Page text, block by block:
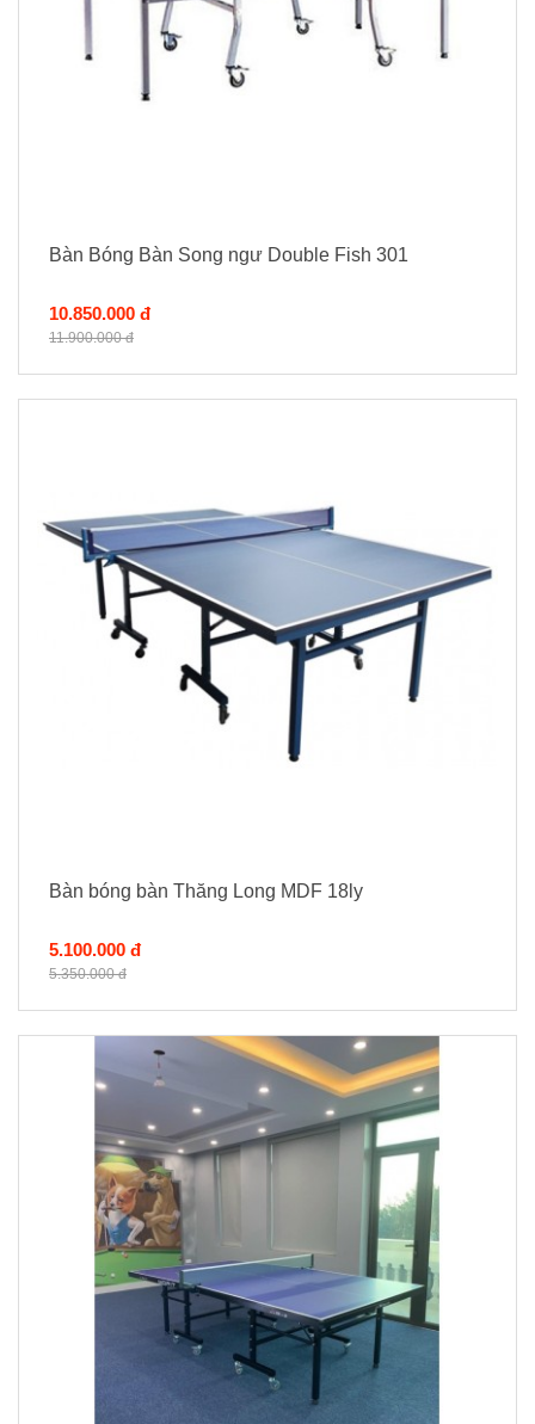
Bàn Bóng Bàn Song ngư Double Fish 301
10.850.000 đ
11.900.000 đ
Bàn bóng bàn Thăng Long MDF 18ly
5.100.000 đ
5.350.000 đ